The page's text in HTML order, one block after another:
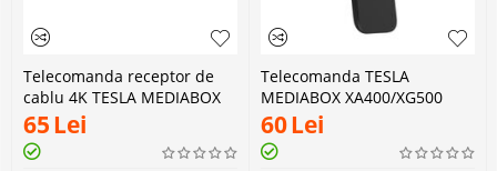
Telecomanda receptor de
cablu 4K TESLA MEDIABOX
XT-850 ANDROID TV
65Lei
Telecomanda TESLA
MEDIABOX XA400/XG500
60Lei